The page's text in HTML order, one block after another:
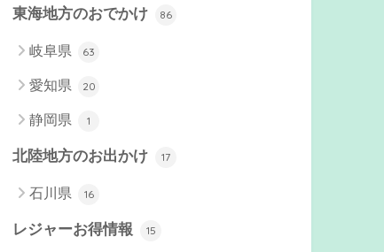
東海地方のおでかけ 86
岐阜県 63
愛知県 20
静岡県 1
北陸地方のお出かけ 17
石川県 16
レジャーお得情報 15